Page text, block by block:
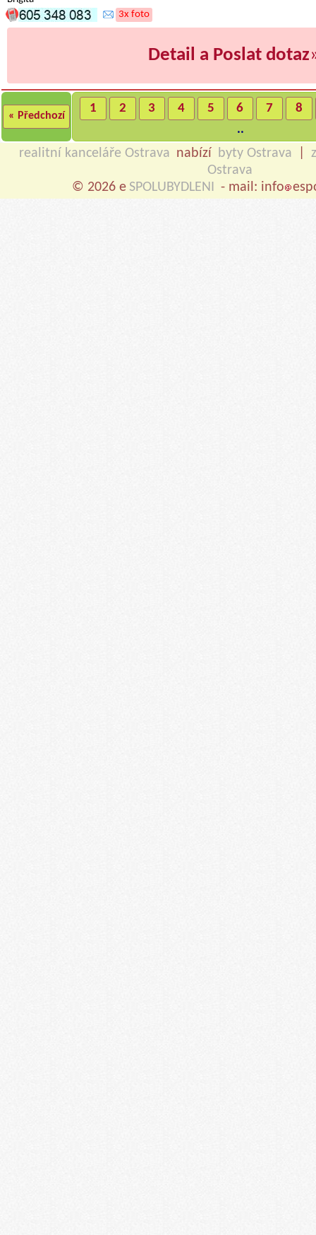
3x foto
Detail a Poslat dotaz
« Předchozí
1 2 3 4 5 6 7
8
..
realitní kanceláře Ostrava nabízí byty Ostrava
Ostrava
© 2026 e SPOLUBYDLENI - mail: info